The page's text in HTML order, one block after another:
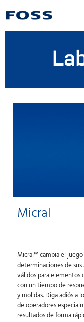
Micral
Micral™ cambia el
determinaciones de
válidos para elementos
con un tiempo de
y molidas. Diga adiós a
de operadores
resultados de forma